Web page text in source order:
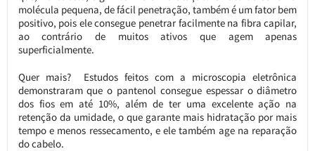
molécula pequena, de fácil penetração, também é um fator bem
positivo, pois ele consegue penetrar facilmente na fibra capilar,
ao contrário de muitos ativos que agem apenas
superficialmente.
Quer mais? Estudos feitos com a microscopia eletrônica
demonstraram que o pantenol consegue espessar o diâmetro
dos fios em até 10%, além de ter uma excelente ação na
retenção da umidade, o que garante mais hidratação por mais
tempo e menos ressecamento, e ele também age na reparação
do cabelo.